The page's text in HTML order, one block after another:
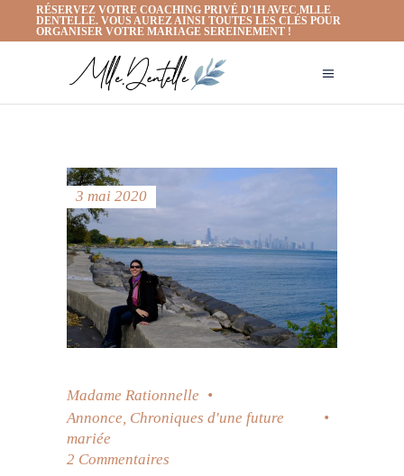
RÉSERVEZ VOTRE COACHING PRIVÉ D'1H AVEC MLLE
DENTELLE. VOUS AUREZ AINSI TOUTES LES CLÉS POUR
ORGANISER VOTRE MARIAGE SEREINEMENT !
3 mai 2020
Madame Rationnelle
Annonce, Chroniques d'une future
mariée
2 Commentaires